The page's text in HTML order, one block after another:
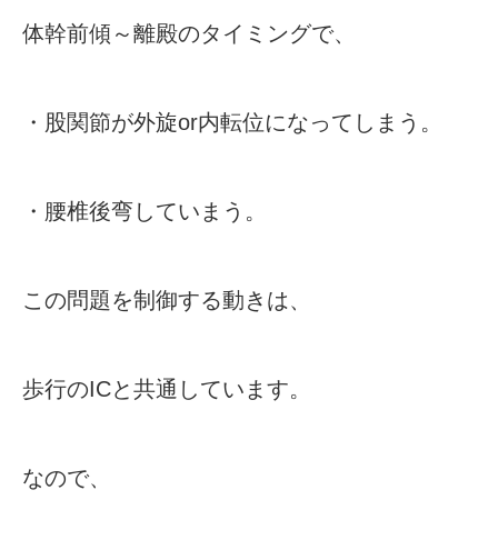
体幹前傾～離殿のタイミングで、
・股関節が外旋or内転位になってしまう。
・腰椎後弯していまう。
この問題を制御する動きは、
歩行のICと共通しています。
なので、